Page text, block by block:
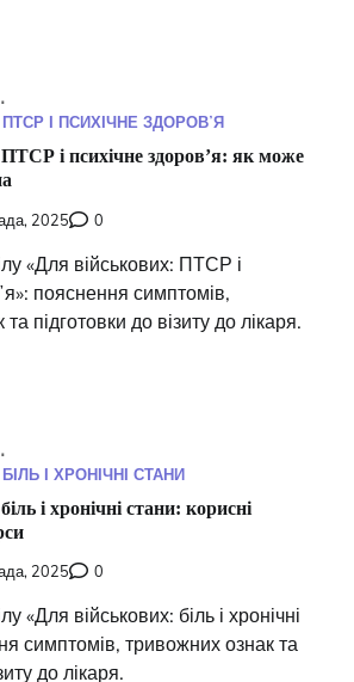
І ПСИХІЧНЕ ЗДОРОВʼЯ
і психічне здоровʼя: як може
2025 0
«Для військових: ПТСР і
пояснення симптомів,
підготовки до візиту до лікаря.
І ХРОНІЧНІ СТАНИ
і хронічні стани: корисні
2025 0
«Для військових: біль і хронічні
симптомів, тривожних ознак та
до лікаря.